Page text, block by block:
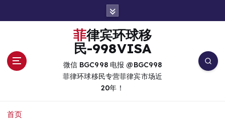
菲律宾环球移
民-998VISA
微信 BGC998 电报 @BGC998
菲律环球移民专营菲律宾市场近
20年！
首页